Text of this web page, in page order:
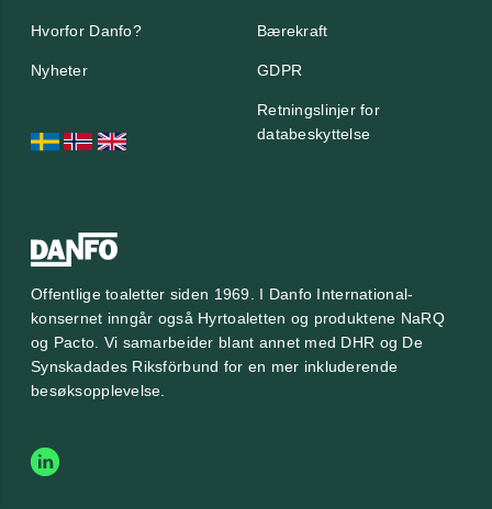
Offentlige toaletter siden 1969. I Danfo International-
konsernet inngår også Hyrtoaletten og produktene NaRQ
og Pacto. Vi samarbeider blant annet med DHR og De
Synskadades Riksförbund for en mer inkluderende
besøksopplevelse.
Hvorfor Danfo?
Nyheter
Bærekraft
GDPR
Retningslinjer for
databeskyttelse